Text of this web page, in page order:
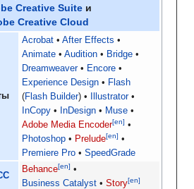
Creative Suiteи
Creative Cloud
Acrobat
After Effects
Animate
Audition
Bridge
Dreamweaver
Encore
Experience Design
Flash
(Flash Builder)
Illustrator
InCopy
InDesign
Muse
Adobe Media Encoder[en]
Photoshop Prelude[en]
Premiere Pro SpeedGrade
Behance[en]
Business Catalyst Story[en]